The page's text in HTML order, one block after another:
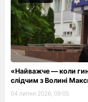
«Найважче — коли
слідчим з Волині
04 липня 2026, 09:05